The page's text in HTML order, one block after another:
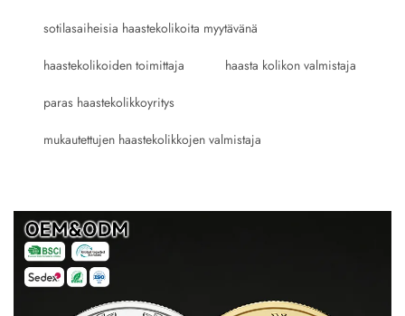
sotilasaiheisia haastekolikoita myytävänä
haastekolikoiden toimittaja haasta kolikon valmistaja
paras haastekolikkoyritys
mukautettujen haastekolikkojen valmistaja